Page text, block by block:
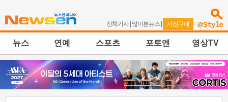
전체기사| 많이본뉴스 | 사진구매
뉴스 연예 스포츠 포토엔 영상TV